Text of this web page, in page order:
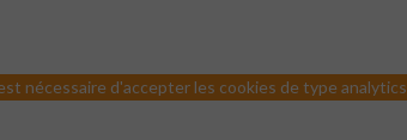
nécessaire d'accepter les cookies de type analytics